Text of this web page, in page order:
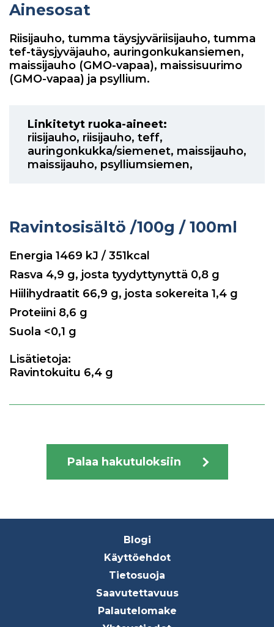
Ainesosat
Riisijauho, tumma täysjyväriisijauho, tumma
tef-täysjyväjauho, auringonkukansiemen,
maissijauho (GMO-vapaa), maissisuurimo
(GMO-vapaa) ja psyllium.
Linkitetyt ruoka-aineet:
riisijauho, riisijauho, teff,
auringonkukka/siemenet, maissijauho,
maissijauho, psylliumsiemen,
Ravintosisältö /100g / 100ml
Energia 1469 kJ / 351kcal
Rasva 4,9 g, josta tyydyttynyttä 0,8 g
Hiilihydraatit 66,9 g, josta sokereita 1,4 g
Proteiini 8,6 g
Suola <0,1 g
Lisätietoja:
Ravintokuitu 6,4 g
Palaa hakutuloksiin
Blogi
Käyttöehdot
Tietosuoja
Saavutettavuus
Palautelomake